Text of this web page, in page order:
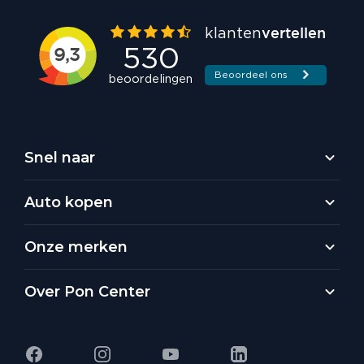
Snel naar
Auto kopen
Onze merken
Over Pon Center